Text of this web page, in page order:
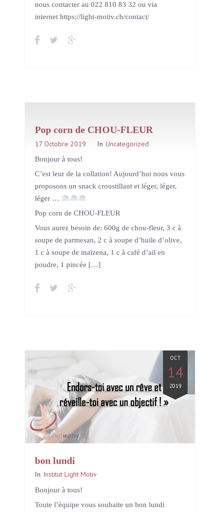
nous contacter au 022 810 83 32 ou via
internet https://light-motiv.ch/contact/
Pop corn de CHOU-FLEUR
17 Octobre 2019 In Uncategorized
Bonjour à tous!
C’est leur de la collation! Aujourd’hui nous vous
proposons un snack croustillant et léger, léger,
léger …
Pop corn de CHOU-FLEUR
Vous aurez besoin de: 600g de chou-fleur, 3 c à
soupe de parmesan, 2 c à soupe d’huile d’olive,
1 c à soupe de maïzena, 1 c à café d’ail en
poudre, 1 pincée […]
OCT
14
2019
bon lundi
In Institut Light Motiv
Bonjour à tous!
Toute l’équipe vous souhaite un bon lundi